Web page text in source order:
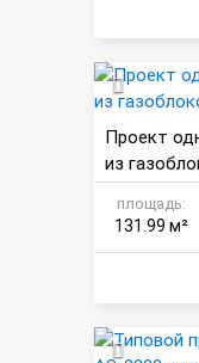
Проект
из
площадь:
131.99 м²